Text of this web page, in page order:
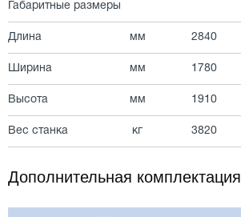
Габаритные размеры
Длина мм 2840
Ширина мм 1780
Высота мм 1910
Вес станка кг 3820
Дополнительная комплектация